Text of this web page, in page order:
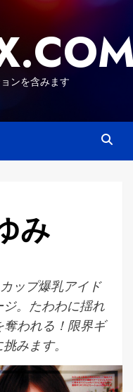
ンを含みます
み
ップ爆乳アイド
。たわわに揺れ
われる！限界ギ
みます。